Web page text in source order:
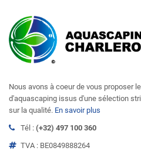
Nous avons à coeur de vous proposer
d'aquascaping issus d'une sélection
sur la qualité. En savoir plus
Tél : (+32) 497 100 360
TVA : BE0849888264